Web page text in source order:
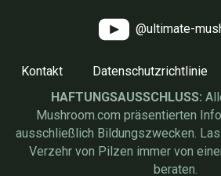
@ultimate-
Kontakt Datenschutzrichtlinie
HAFTUNGSAUSSCHLUSS:
Mushroom.com präsentierten
ausschließlich Bildungszwecken.
Verzehr von Pilzen immer von
beraten.